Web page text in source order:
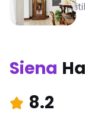
Siena
8.2